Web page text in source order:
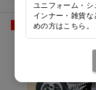
受発注商品 別送品
ユニフォーム・シ
インナー・雑貨な
めの方はこちら。